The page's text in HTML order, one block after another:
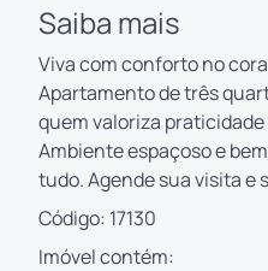
Saiba mais
Viva com conforto no
Apartamento de três
quem valoriza praticidade
Ambiente espaçoso e
tudo. Agende sua visita e
Código: 17130
Imóvel contém: